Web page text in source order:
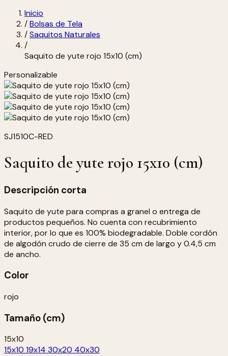
Inicio
/Bolsas de Tela
/Saquitos Naturales
/
Saquito de yute rojo 15x10 (cm)
Personalizable
SJ1510C-RED
Saquito de yute rojo 15x10 (cm)
Descripción corta
Saquito de yute para compras a granel o entrega de
productos pequeños. No cuenta con recubrimiento
interior, por lo que es 100% biodegradable. Doble cordón
de algodón crudo de cierre de 35 cm de largo y 0.4,5 cm
de ancho.
Color
rojo
Tamaño (cm)
15x10
15x10 19x14 30x20 40x30